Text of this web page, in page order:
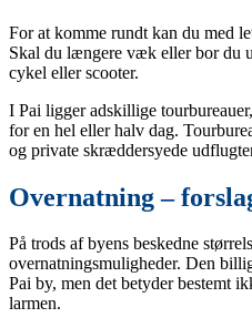
For at komme rundt kan du med
Skal du længere væk eller bor du
cykel eller scooter.
I Pai ligger adskillige
for en hel eller halv dag.
og private skræddersyede
Overnatning –
På trods af byens beskedne
overnatningsmuligheder. Den
Pai by, men det betyder bestemt
larmen.